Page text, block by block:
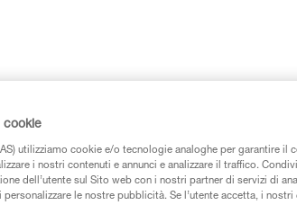
cookie
utilizziamo cookie e/o tecnologie analoghe per garantire il
i nostri contenuti e annunci e analizzare il traffico.
dell’utente sul Sito web con i nostri partner di servizi di
personalizzare le nostre pubblicità. Se l’utente accetta, i